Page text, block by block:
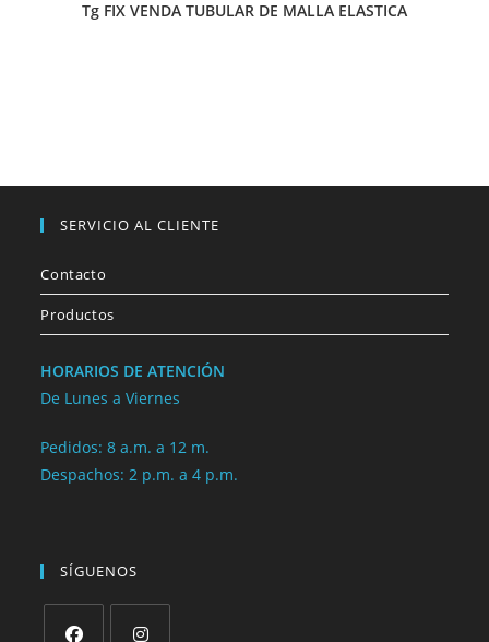
Tg FIX VENDA TUBULAR DE MALLA ELASTICA
SERVICIO AL CLIENTE
Contacto
Productos
HORARIOS DE ATENCIÓN
De Lunes a Viernes
Pedidos: 8 a.m. a 12 m.
Despachos: 2 p.m. a 4 p.m.
SÍGUENOS